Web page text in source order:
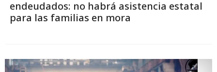
endeudados: no habrá asistencia estatal
para las familias en mora